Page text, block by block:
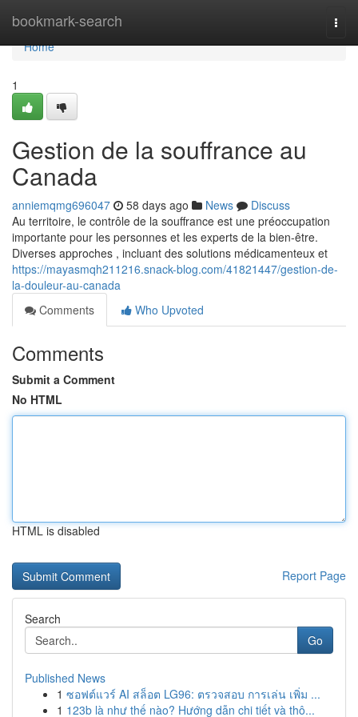
bookmark-search
Home
Home
1
Gestion de la souffrance au
Canada
anniemqmg696047 58 days ago News
Discuss
Au territoire, le contrôle de la souffrance est une préoccupation
importante pour les personnes et les experts de la bien-être.
Diverses approches , incluant des solutions médicamenteux et
https://mayasmqh211216.snack-blog.com/41821447/gestion-de-
la-douleur-au-canada
Comments
Who Upvoted
Comments
Submit a Comment
No HTML
HTML is disabled
Report Page
Search
Go
Published News
1 ซอฟต์แวร์ AI สล็อต LG96: ตรวจสอบ การเล่น เพิ่ม ...
1 123b là như thế nào? Hướng dẫn chi tiết và thô...